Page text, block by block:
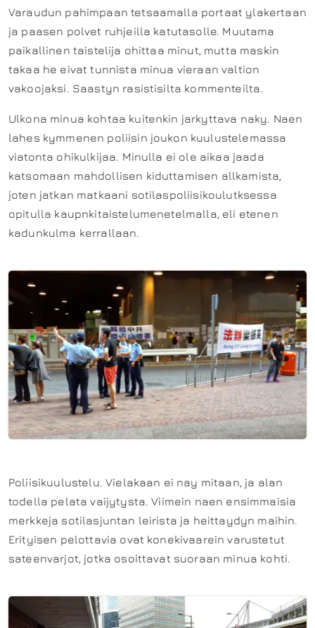
Varaudun pahimpaan tetsaamalla portaat ylakertaan
ja paasen polvet ruhjeilla katutasolle. Muutama
paikallinen taistelija ohittaa minut, mutta maskin
takaa he eivat tunnista minua vieraan valtion
vakoojaksi. Saastyn rasistisilta kommenteilta.
Ulkona minua kohtaa kuitenkin jarkyttava naky. Naen
lahes kymmenen poliisin joukon kuulustelemassa
viatonta ohikulkijaa. Minulla ei ole aikaa jaada
katsomaan mahdollisen kiduttamisen allkamista,
joten jatkan matkaani sotilaspoliisikoulutksessa
opitulla kaupnkitaistelumenetelmalla, eli etenen
kadunkulma kerrallaan.
Poliisikuulustelu. Vielakaan ei nay mitaan, ja alan
todella pelata vaijytysta. Viimein naen ensimmaisia
merkkeja sotilasjuntan leirista ja heittaydyn maihin.
Erityisen pelottavia ovat konekivaarein varustetut
sateenvarjot, jotka osoittavat suoraan minua kohti.